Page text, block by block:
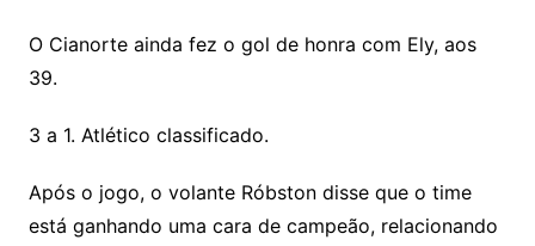
O Cianorte ainda fez o gol de honra com Ely, aos
39.
3 a 1. Atlético classificado.
Após o jogo, o volante Róbston disse que o time
está ganhando uma cara de campeão, relacionando